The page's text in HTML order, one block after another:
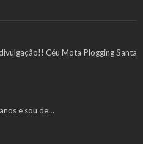
Céu Mota Plogging Santa
e sou de…